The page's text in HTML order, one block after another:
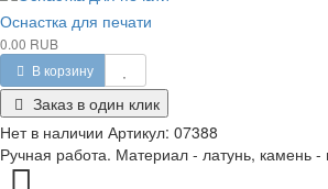
Оснастка для печати
0.00 RUB
В корзину
Заказ в один клик
Нет в наличии Артикул: 07388
Ручная работа. Материал - латунь, камень -